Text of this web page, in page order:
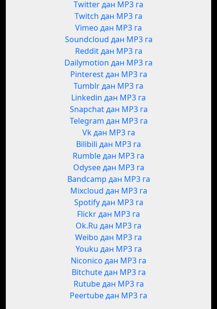
Twitter дан MP3 га
Twitch дан MP3 га
Vimeo дан MP3 га
Soundcloud дан MP3 га
Reddit дан MP3 га
Dailymotion дан MP3 га
Pinterest дан MP3 га
Tumblr дан MP3 га
Linkedin дан MP3 га
Snapchat дан MP3 га
Telegram дан MP3 га
Vk дан MP3 га
Bilibili дан MP3 га
Rumble дан MP3 га
Odysee дан MP3 га
Bandcamp дан MP3 га
Mixcloud дан MP3 га
Spotify дан MP3 га
Flickr дан MP3 га
Ok.Ru дан MP3 га
Weibo дан MP3 га
Youku дан MP3 га
Niconico дан MP3 га
Bitchute дан MP3 га
Rutube дан MP3 га
Peertube дан MP3 га